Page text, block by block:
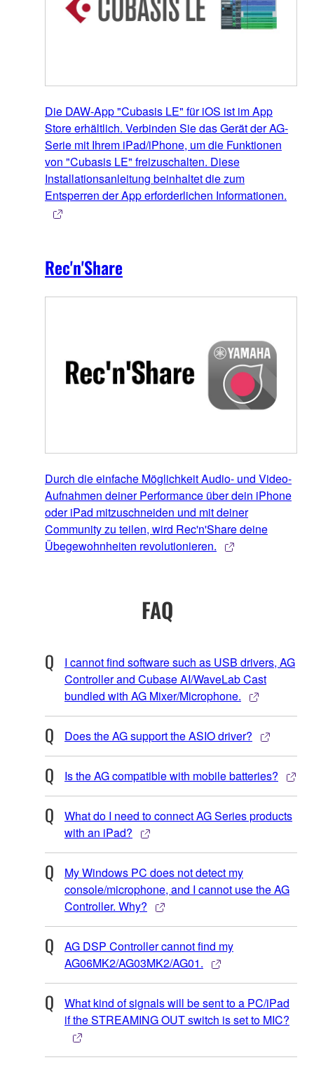
Die DAW-App "Cubasis LE" für iOS ist im App
Store erhältlich. Verbinden Sie das Gerät der AG-
Serie mit Ihrem iPad/iPhone, um die Funktionen
von "Cubasis LE" freizuschalten. Diese
Installationsanleitung beinhaltet die zum
Entsperren der App erforderlichen Informationen.
Rec'n'Share
Durch die einfache Möglichkeit Audio- und Video-
Aufnahmen deiner Performance über dein iPhone
oder iPad mitzuschneiden und mit deiner
Community zu teilen, wird Rec'n'Share deine
Übegewohnheiten revolutionieren.
FAQ
I cannot find software such as USB drivers, AG
Controller and Cubase AI/WaveLab Cast
bundled with AG Mixer/Microphone.
Does the AG support the ASIO driver?
Is the AG compatible with mobile batteries?
What do I need to connect AG Series products
with an iPad?
My Windows PC does not detect my
console/microphone, and I cannot use the AG
Controller. Why?
AG DSP Controller cannot find my
AG06MK2/AG03MK2/AG01.
What kind of signals will be sent to a PC/iPad
if the STREAMING OUT switch is set to MIC?